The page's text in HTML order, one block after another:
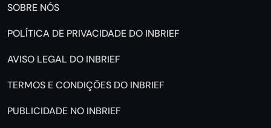
SOBRE NÓS
POLÍTICA DE PRIVACIDADE DO INBRIEF
AVISO LEGAL DO INBRIEF
TERMOS E CONDIÇÕES DO INBRIEF
PUBLICIDADE NO INBRIEF